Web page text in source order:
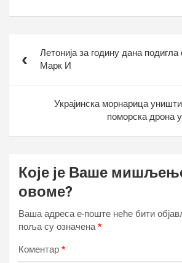
чланкаЛетонија за годину дана
Марк И
Украјинска морнарица
поморска дрона
Које је Ваше
овоме?
Ваша адреса е-поште неће бити
поља су означена*
Коментар *